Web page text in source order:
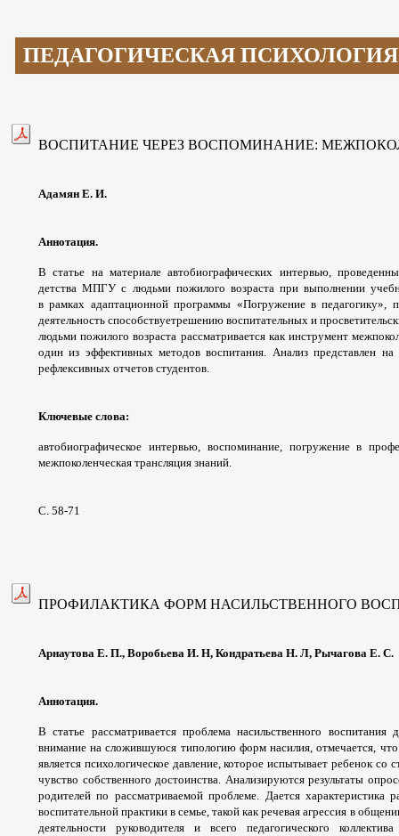
ПЕДАГОГИЧЕСКАЯ ПСИХОЛОГИЯ
ВОСПИТАНИЕ ЧЕРЕЗ ВОСПОМИНАНИЕ:
Адамян Е. И.
Аннотация.
В статье на материалеавтобиографических интервью,
детства МПГУс людьми пожилого возраста при выполнении
врамках адаптационной программы «Погружениев педагогику»,
деятельность способствуетрешению воспитательных и
людьмипожилого возраста рассматривается как инструмент
один из эффективных методов воспитания. Анализ представлен
рефлексивных отчетов студентов.
Ключевые слова:
автобиографическое интервью, воспоминание, погружение в
межпоколенческая трансляция знаний.
С. 58-71
ПРОФИЛАКТИКА ФОРМ НАСИЛЬСТВЕННОГО
Арнаутова Е. П., Воробьева И. Н, Кондратьева Н. Л, Рычагова Е. С.
Аннотация.
В статье рассматривается проблема насильственного воспитания
вниманиена сложившуюся типологию форм насилия,отмечается,
является психологическое давление,которое испытывает ребенок со
чувство собственного достоинства. Анализируются результаты
родителейпо рассматриваемой проблеме. Дается характеристика
воспитательной практики в семье,такой как речевая агрессия в
деятельности руководителя и всего педагогического